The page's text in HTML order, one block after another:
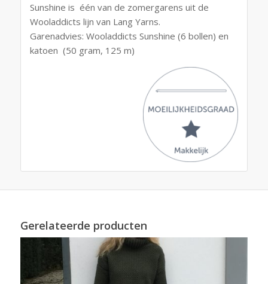
Sunshine is één van de zomergarens uit de
Wooladdicts lijn van Lang Yarns.
Garenadvies: Wooladdicts Sunshine (6 bollen) en
katoen (50 gram, 125 m)
Gerelateerde producten